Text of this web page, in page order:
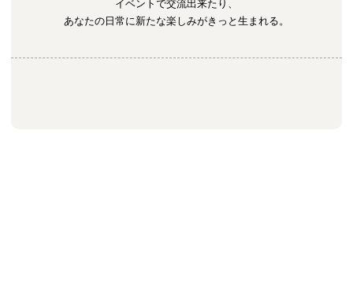
イベントで交流出来たり、
あなたの日常に新たな楽しみがきっと生まれる。